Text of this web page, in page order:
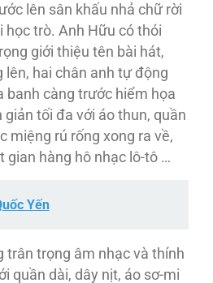
lên sân khấu nhả chữ rời
học trò. Anh Hữu có thói
giới thiệu tên bài hát,
lên, hai chân anh tự động
banh càng trước hiểm họa
giản tối đa với áo thun, quần
miệng rú rống xong ra về,
gian hàng hô nhạc lô-tô …
Yến
trân trọng âm nhạc và thính
quần dài, dây nịt, áo sơ-mi